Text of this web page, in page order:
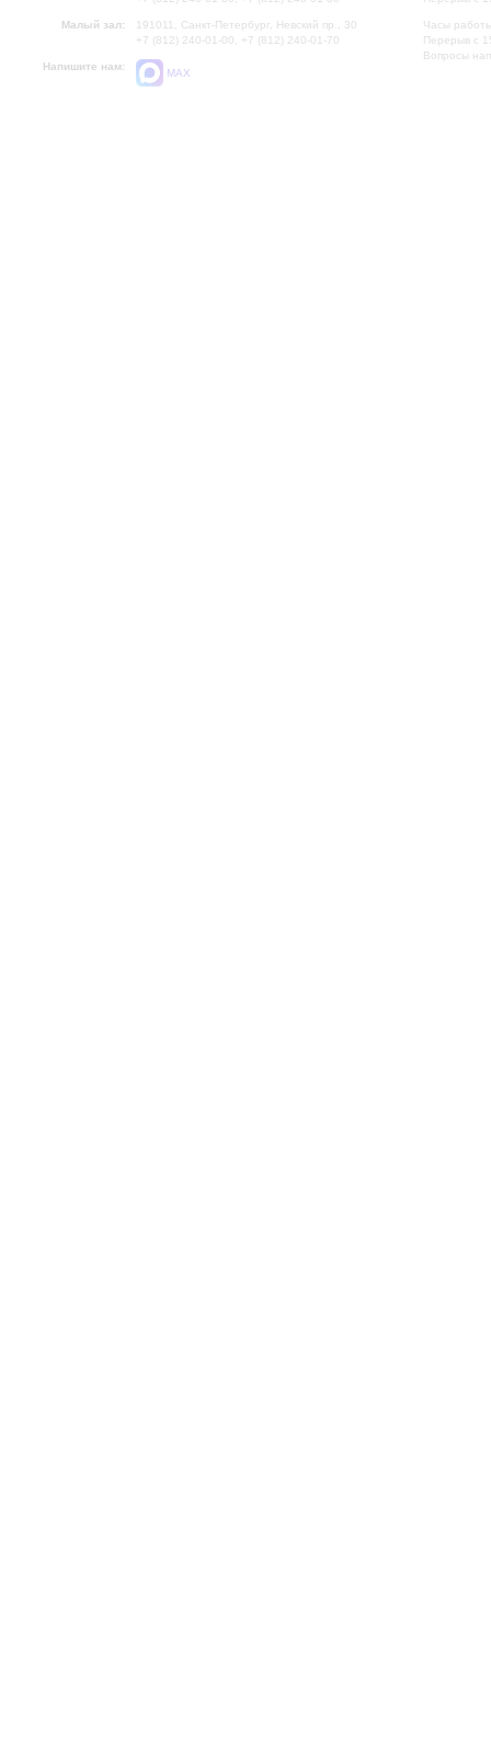
Малый зал:
191011, Санкт-Петербург, Невский пр., 30
+7 (812) 240-01-00, +7 (812) 240-01-70
Напишите нам:
MAX
Часы
Перерыв с
Вопросы